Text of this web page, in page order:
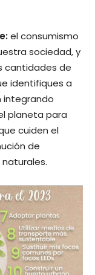
el consumismo
sociedad, y
cantidades de
identifiques a
integrando
planeta para
cuiden el
de